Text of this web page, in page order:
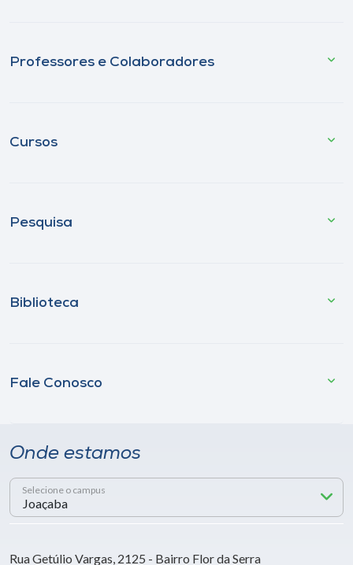
Professores e Colaboradores
Cursos
Pesquisa
Biblioteca
Fale Conosco
Onde estamos
Selecione o campus
Rua Getúlio Vargas, 2125 - Bairro Flor da Serra